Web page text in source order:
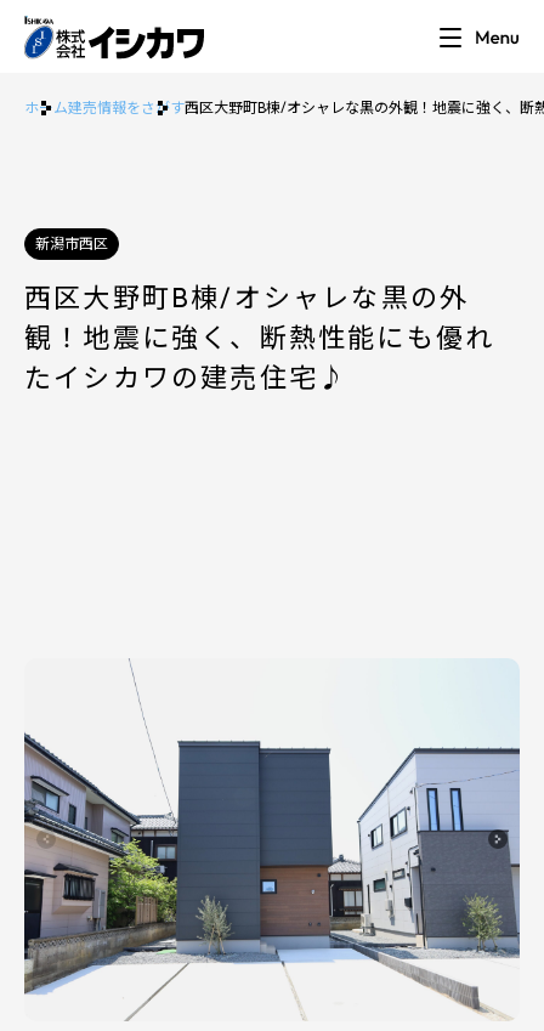
ホーム建売情報をさがす西区大野町B棟/オシャレな黒の外観！地震に強く、
新潟市西区
西区大野町B棟/オシャレな黒の外
観！地震に強く、断熱性能にも優れ
たイシカワの建売住宅♪